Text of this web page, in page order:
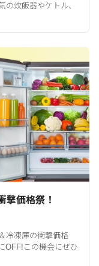
の炊飯器やケトル、
撃価格祭！
冷凍庫の衝撃価格
OFF!この機会にぜひ